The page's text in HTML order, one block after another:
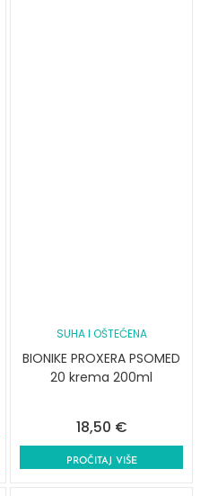
SUHA I OŠTEĆENA
BIONIKE PROXERA PSOMED
20 krema 200ml
18,50 €
PROČITAJ VIŠE